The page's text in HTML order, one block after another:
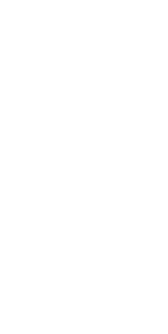
und
können